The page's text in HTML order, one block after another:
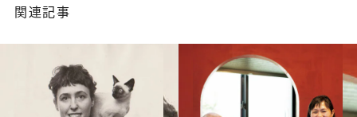
関連記事